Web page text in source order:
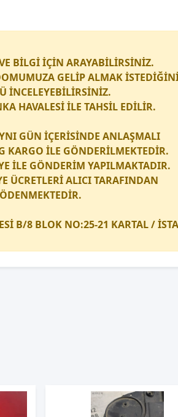
BİLGİ İÇİN ARAYABİLİRSİNİZ.
GELİP ALMAK
İNCELEYEBİLİRSİNİZ.
HAVALESİ İLE TAHSİL EDİLİR.
GÜN İÇERİSİNDE ANLAŞMALI
KARGO İLE GÖNDERİLMEKTEDİR.
İLE GÖNDERİM YAPILMAKTADIR.
ÜCRETLERİ ALICI TARAFINDAN
ÖDENMEKTEDİR.
B/8 BLOK NO:25-21 KARTAL /